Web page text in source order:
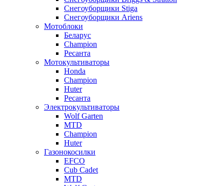
Снегоуборщики Stiga
Снегоуборщики Ariens
Мотоблоки
Беларус
Champion
Ресанта
Мотокультиваторы
Honda
Champion
Huter
Ресанта
Электрокультиваторы
Wolf Garten
MTD
Champion
Huter
Газонокосилки
EFCO
Cub Cadet
MTD